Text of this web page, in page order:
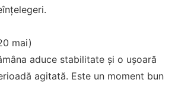
mai)
aduce stabilitate și o ușoară
agitată. Este un moment bun